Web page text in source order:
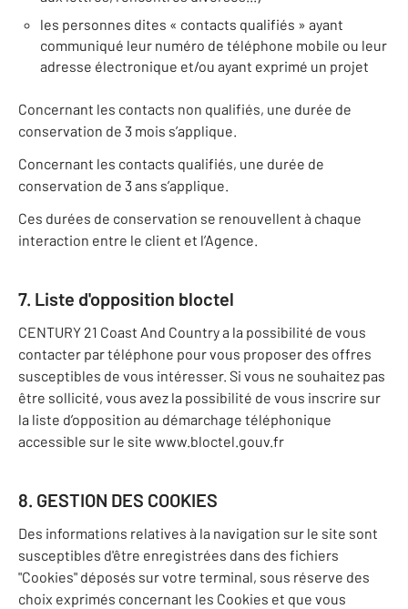
les personnes dites « contacts qualifiés » ayant
communiqué leur numéro de téléphone mobile ou leur
adresse électronique et/ou ayant exprimé un projet
Concernant les contacts non qualifiés, une durée de
conservation de 3 mois s’applique.
Concernant les contacts qualifiés, une durée de
conservation de 3 ans s’applique.
Ces durées de conservation se renouvellent à chaque
interaction entre le client et l’Agence.
7. Liste d'opposition bloctel
CENTURY 21 Coast And Country a la possibilité de vous
contacter par téléphone pour vous proposer des offres
susceptibles de vous intéresser. Si vous ne souhaitez pas
être sollicité, vous avez la possibilité de vous inscrire sur
la liste d’opposition au démarchage téléphonique
accessible sur le site www.bloctel.gouv.fr
8. GESTION DES COOKIES
Des informations relatives à la navigation sur le site sont
susceptibles d'être enregistrées dans des fichiers
"Cookies" déposés sur votre terminal, sous réserve des
choix exprimés concernant les Cookies et que vous